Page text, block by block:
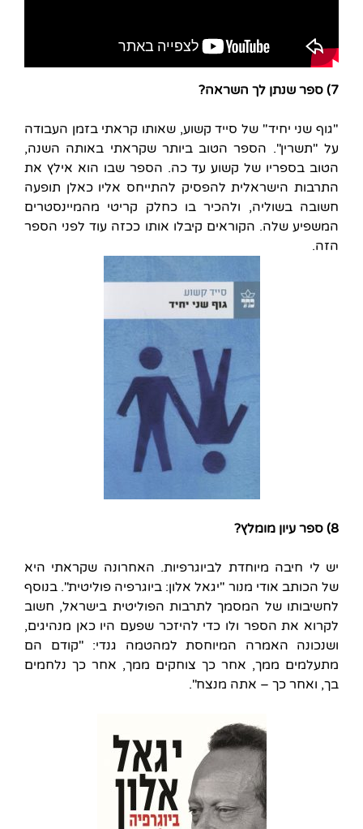
7) ספר שנתן לך השראה?
"גוף שני יחיד" של סייד קשוע, שאותו קראתי בזמן העבודה
על "תשרין". הספר הטוב ביותר שקראתי באותה השנה,
הטוב בספריו של קשוע עד כה. הספר שבו הוא אילץ את
התרבות הישראלית להפסיק להתייחס אליו כאלן תופעה
חשובה בשוליה, ולהכיר בו כחלק קריטי מהמיינסטרים
המשפיע שלה. הקוראים קיבלו אותו ככזה עוד לפני הספר
הזה.
8) ספר עיון מומלץ?
יש לי חיבה מיוחדת לביוגרפיות. האחרונה שקראתי היא
של הכותב אודי מנור "יגאל אלון: ביוגרפיה פוליטית". בנוסף
לחשיבותו של המסמך לתרבות הפוליטית בישראל, חשוב
לקרוא את הספר ולו כדי להיזכר שפעם היו כאן מנהיגים,
ושנכונה האמרה המיוחסת למהטמה גנדי: "קודם הם
מתעלמים ממך, אחר כך צוחקים ממך, אחר כך נלחמים
בך, ואחר כך – אתה מנצח".